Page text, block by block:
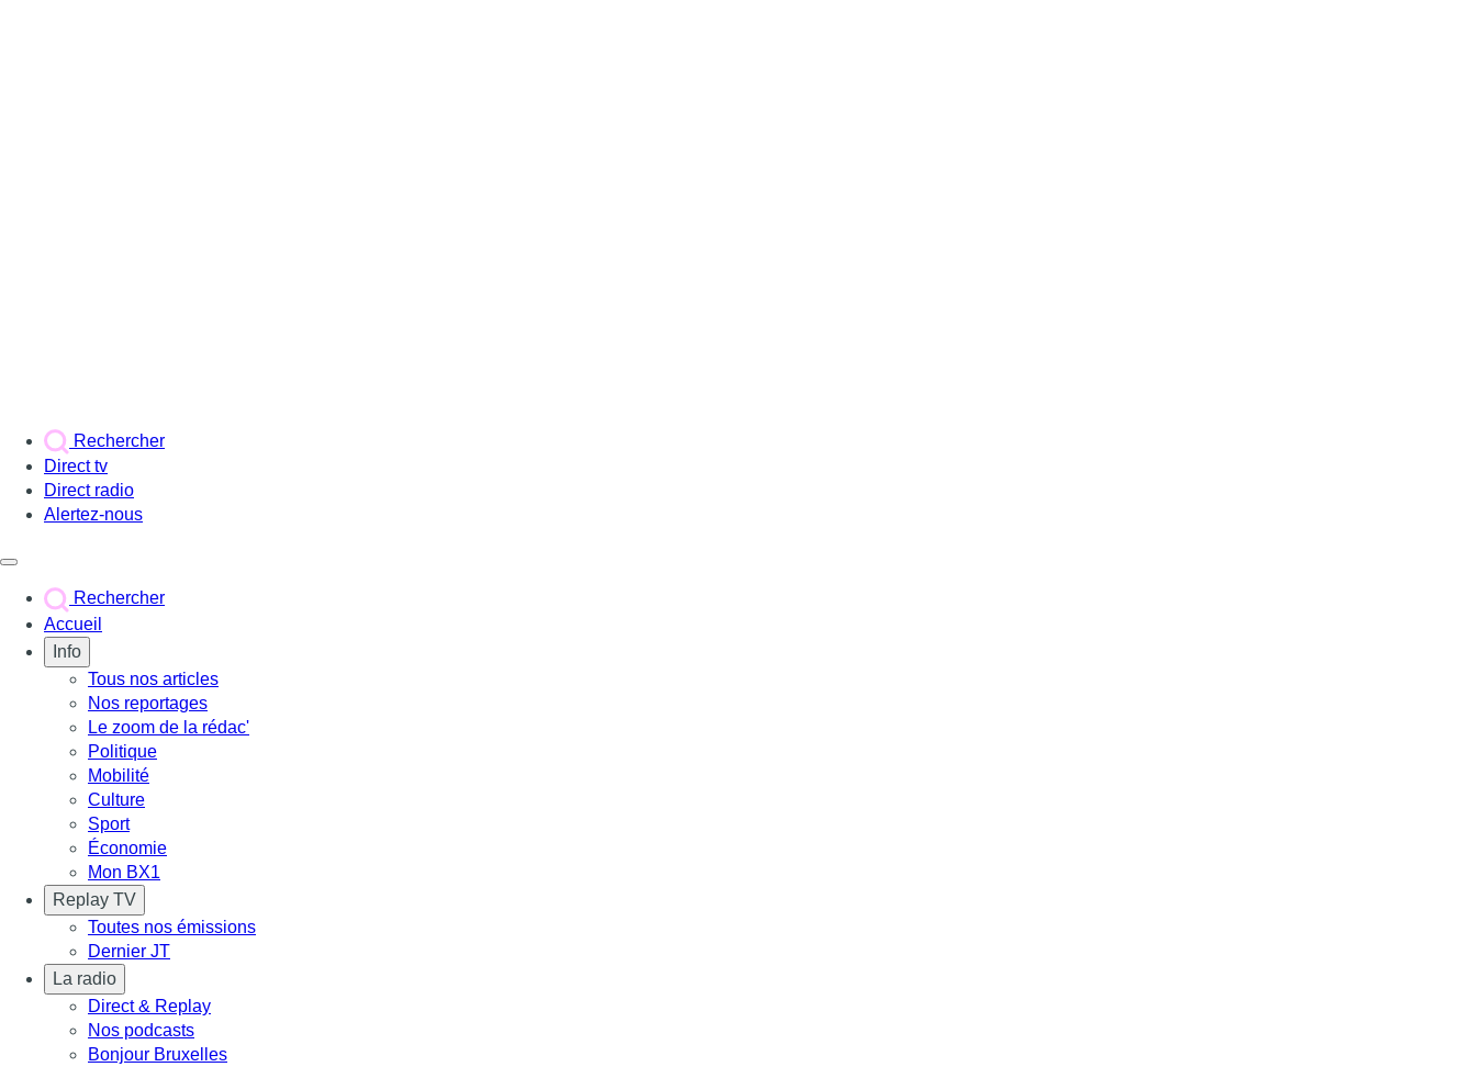
Rechercher
Direct tv
Direct radio
Alertez-nous
Rechercher
Accueil
Info
Tous nos articles
Nos reportages
Le zoom de la rédac'
Politique
Mobilité
Culture
Sport
Économie
Mon BX1
Replay TV
Toutes nos émissions
Dernier JT
La radio
Direct & Replay
Nos podcasts
Bonjour Bruxelles